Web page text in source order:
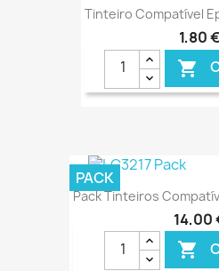
Tinteiro Compatível
1,80 €

Pack Tinteiros
14,00

PACK